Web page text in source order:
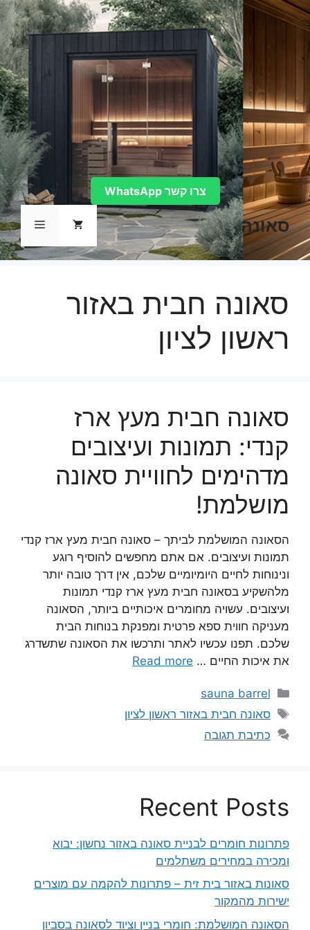
לדלג
לתוכן
סאונה תפריט
צרו קשר WhatsApp
סאונה חבית באזור
ראשון לציון
סאונה חבית מעץ ארז
קנדי: תמונות ועיצובים
מדהימים לחוויית סאונה
מושלמת!
הסאונה המושלמת לביתך – סאונה חבית מעץ ארז קנדי
תמונות ועיצובים. אם אתם מחפשים להוסיף רוגע
ונינוחות לחיים היומיומיים שלכם, אין דרך טובה יותר
מלהשקיע בסאונה חבית מעץ ארז קנדי תמונות
ועיצובים. עשויה מחומרים איכותיים ביותר, הסאונה
מעניקה חווית ספא פרטית ומפנקת בנוחות הבית
שלכם. תפנו עכשיו לאתר ותרכשו את הסאונה שתשדרג
את איכות החיים … Read more
קטגוריות
sauna barrel
תגיות
סאונה חבית באזור ראשון לציון
כתיבת תגובה
Recent Posts
פתרונות חומרים לבניית סאונה באזור נחשון: יבוא
ומכירה במחירים משתלמים
סאונות באזור בית זית – פתרונות להקמה עם מוצרים
ישירות מהמקור
הסאונה המושלמת: חומרי בניין וציוד לסאונה בסביון